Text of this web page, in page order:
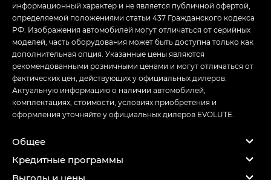
информационный характер и не является публичной офертой,
определяемой положениями статьи 437 Гражданского кодекса
РФ. Изображения автомобилей могут отличаться от серийных
моделей, часть оборудования может быть доступна только как
дополнительная опция. Указанные цены являются
рекомендованными розничными ценами и могут отличаться от
фактических цен, действующих у официальных дилеров.
Актуальную информацию о наличии автомобилей,
комплектациях, стоимости, условиях приобретения и
оформления уточняйте у официальных дилеров EVOLUTE.
Общее
Кредитные программы
Выгоды и цены